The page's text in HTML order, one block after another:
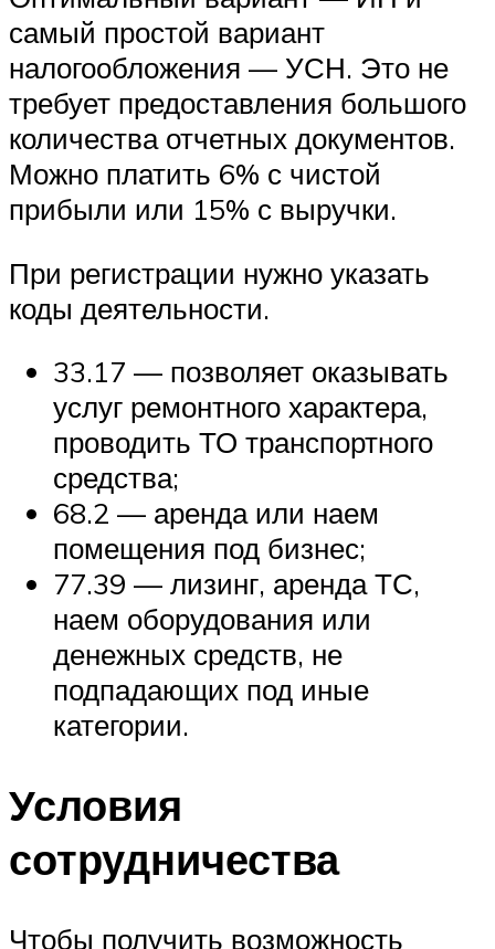
самый простой вариант
налогообложения — УСН. Это не
требует предоставления большого
количества отчетных документов.
Можно платить 6% с чистой
прибыли или 15% с выручки.
При регистрации нужно указать
коды деятельности.
33.17 — позволяет оказывать
услуг ремонтного характера,
проводить ТО транспортного
средства;
68.2 — аренда или наем
помещения под бизнес;
77.39 — лизинг, аренда ТС,
наем оборудования или
денежных средств, не
подпадающих под иные
категории.
Условия
сотрудничества
Чтобы получить возможность